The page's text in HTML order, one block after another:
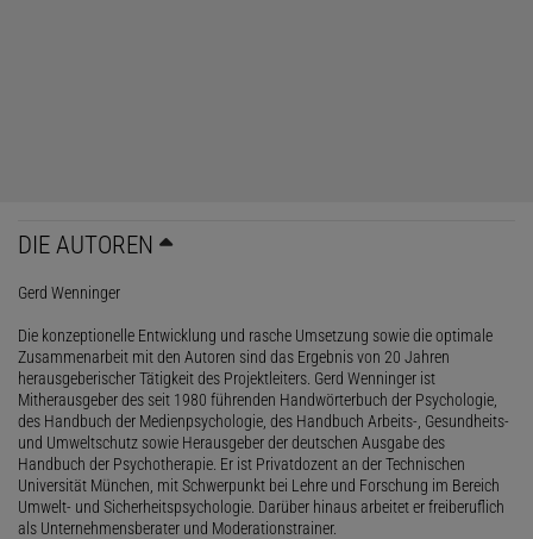
DIE AUTOREN
Gerd Wenninger
Die konzeptionelle Entwicklung und rasche Umsetzung sowie die optimale
Zusammenarbeit mit den Autoren sind das Ergebnis von 20 Jahren
herausgeberischer Tätigkeit des Projektleiters. Gerd Wenninger ist
Mitherausgeber des seit 1980 führenden Handwörterbuch der Psychologie,
des Handbuch der Medienpsychologie, des Handbuch Arbeits-, Gesundheits-
und Umweltschutz sowie Herausgeber der deutschen Ausgabe des
Handbuch der Psychotherapie. Er ist Privatdozent an der Technischen
Universität München, mit Schwerpunkt bei Lehre und Forschung im Bereich
Umwelt- und Sicherheitspsychologie. Darüber hinaus arbeitet er freiberuflich
als Unternehmensberater und Moderationstrainer.